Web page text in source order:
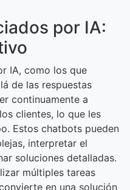
por IA:
IA, como los que
de las respuestas
continuamente a
clientes, lo que les
Estos chatbots pueden
interpretar el
soluciones detalladas.
múltiples tareas
en una solución